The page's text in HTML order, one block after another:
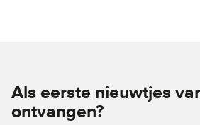
Als eerste nieuwtjes
ontvangen?